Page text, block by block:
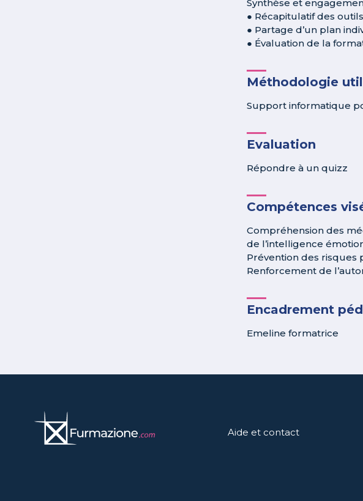
Synthèse et
● Récapitulatif des
● Partage d’un plan
● Évaluation de la
Méthodologie
Support informatique
Evaluation
Répondre à un quizz
Compétences
Compréhension des
de l’intelligence
Prévention des risques
Renforcement de
Encadrement
Emeline formatrice
Aide et contact